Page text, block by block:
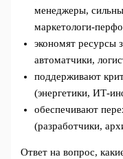
менеджеры,
маркетологи-
экономят ресурсы
автоматчики,
поддерживают
(энергетики, ИТ-
обеспечивают
(разработчики,
Ответ на вопрос,